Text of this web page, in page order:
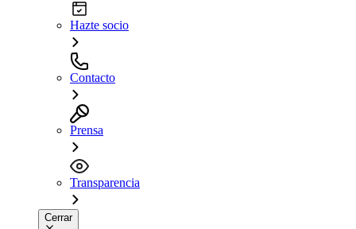
Hazte socio
Contacto
Prensa
Transparencia
Cerrar